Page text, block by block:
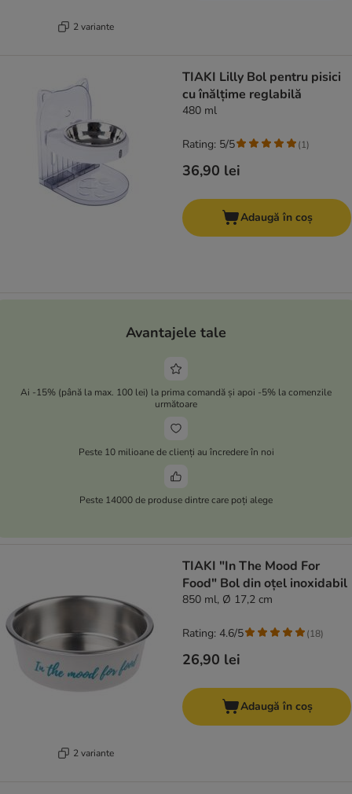
2 variante
TIAKI Lilly Bol pentru pisici
cu înălțime reglabilă
480 ml
36,90 lei
Rating: 5/5 (1)
Adaugă în coș
Avantajele tale
Ai -15% (până la max. 100 lei) la prima comandă și apoi -5% la comenzile
următoare
Peste 10 milioane de clienți au încredere în noi
Peste 14000 de produse dintre care poți alege
2 variante
TIAKI "In The Mood For
Food" Bol din oțel inoxidabil
850 ml, Ø 17,2 cm
26,90 lei
Rating: 4.6/5 (18)
Adaugă în coș